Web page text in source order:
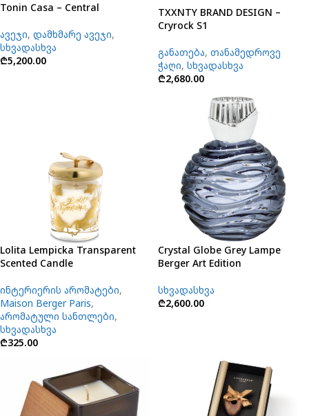
Tonin Casa – Central
ავეჯი, დამხმარე ავეჯი,
სხვადასხვა
₾5,200.00
TXXNTY BRAND DESIGN –
Cryrock S1
განათება, თანამედროვე
ჭაღი, სხვადასხვა
₾2,680.00
Lolita Lempicka Transparent
Scented Candle
ინტერიერის არომატები,
Maison Berger Paris,
არომატული სანთლები,
სხვადასხვა
₾325.00
Crystal Globe Grey Lampe
Berger Art Edition
სხვადასხვა
₾2,600.00